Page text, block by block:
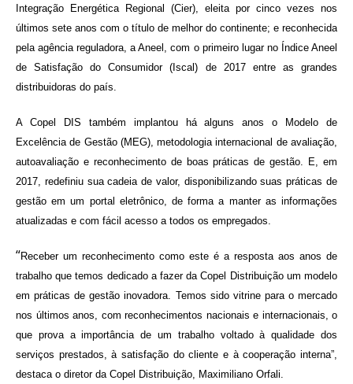
Integração Energética Regional (Cier), eleita por cinco vezes nos
últimos sete anos com o título de melhor do continente; e reconhecida
pela agência reguladora, a Aneel, com o primeiro lugar no Índice Aneel
de Satisfação do Consumidor (Iscal) de 2017 entre as grandes
distribuidoras do país.
A Copel DIS também implantou há alguns anos o Modelo de
Excelência de Gestão (MEG), metodologia internacional de avaliação,
autoavaliação e reconhecimento de boas práticas de gestão. E, em
2017, redefiniu sua cadeia de valor, disponibilizando suas práticas de
gestão em um portal eletrônico, de forma a manter as informações
atualizadas e com fácil acesso a todos os empregados.
“Receber um reconhecimento como este é a resposta aos anos de
trabalho que temos dedicado a fazer da Copel Distribuição um modelo
em práticas de gestão inovadora. Temos sido vitrine para o mercado
nos últimos anos, com reconhecimentos nacionais e internacionais, o
que prova a importância de um trabalho voltado à qualidade dos
serviços prestados, à satisfação do cliente e à cooperação interna”,
destaca o diretor da Copel Distribuição, Maximiliano Orfali.